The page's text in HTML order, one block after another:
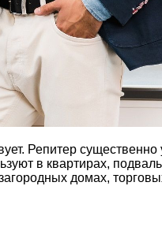
Репитер
в квартирах,
домах,